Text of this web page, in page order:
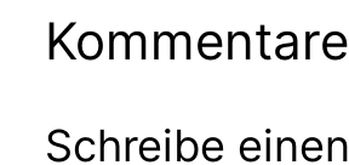
Kommentare
Schreibe einen